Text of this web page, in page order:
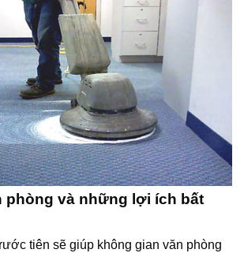
phòng và những lợi ích bất
tiên sẽ giúp không gian văn phòng